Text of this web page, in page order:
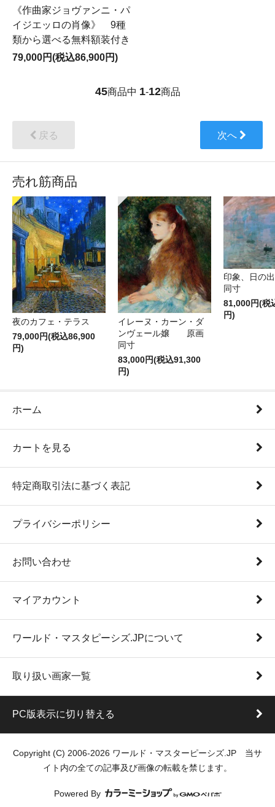
《作曲家ジョヴァンニ・パ
イジエッロの肖像》 9種
類から選べる無料額装付き
79,000円(税込86,900円)
45商品中 1-12商品
戻る 次へ
売れ筋商品
夜のカフェ・テラス
79,000円(税込86,900
円)
イレーヌ・カーン・ダ
ンヴェール嬢 原画
同寸
83,000円(税込91,300
円)
印象、日
同寸
81,000円(税
円)
ホーム
カートを見る
特定商取引法に基づく表記
プライバシーポリシー
お問い合わせ
マイアカウント
ワールド・マスタピーシズ.JPについて
取り扱い画家一覧
PC版表示に切り替える
Copyright (C) 2006-2026 ワールド・マスターピーシズ.JP 当サ
イト内の全ての記事及び画像の転載を禁じます。
Powered By